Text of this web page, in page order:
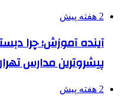
2 هفته پیش
آینده آموزش؛ چرا
پیشروترین مدارس
2 هفته پیش